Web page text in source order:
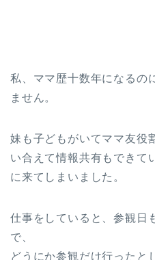
私、ママ歴十数年になるの
ません。
妹も子どもがいてママ友役
い合えて情報共有もできて
に来てしまいました。
仕事をしていると、参観日
で、
どうにか参観だけ行ったと